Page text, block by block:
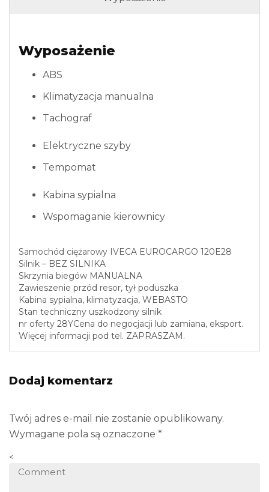
Wyposażenie
ABS
Klimatyzacja manualna
Tachograf
Elektryczne szyby
Tempomat
Kabina sypialna
Wspomaganie kierownicy
Samochód ciężarowy IVECA EUROCARGO 120E28
Silnik – BEZ SILNIKA
Skrzynia biegów MANUALNA
Zawieszenie przód resor, tył poduszka
Kabina sypialna, klimatyzacja, WEBASTO
Stan techniczny uszkodzony silnik
nr oferty 28YCena do negocjacji lub zamiana, eksport.
Więcej informacji pod tel. ZAPRASZAM.
Dodaj komentarz
Twój adres e-mail nie zostanie opublikowany.
Wymagane pola są oznaczone *
<